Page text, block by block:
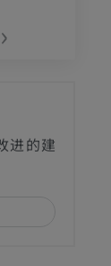
›
进的建